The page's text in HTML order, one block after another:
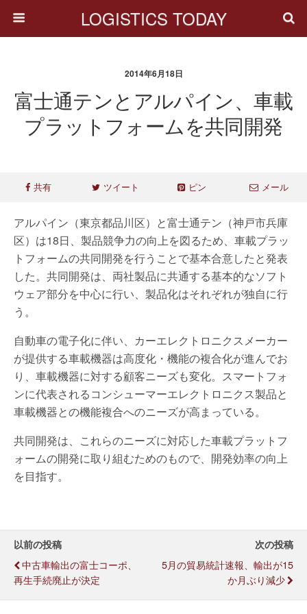
LOGISTICS TODAY
2014年6月18日
富士通テンとアルパイン、車載
プラットフォームを共同開発
共有 ツイート ピン メール
アルパイン（東京都品川区）と富士通テン（神戸市兵庫
区）は18日、製品競争力の向上を図るため、車載プラッ
トフォームの共同開発を行うことで基本合意したと発表
した。共同開発は、両社製品に共通する基本的なソフト
ウェア部分を中心に行い、製品化はそれぞれが独自に行
う。
自動車の電子化に伴い、カーエレクトロニクスメーカー
が提供する車載機器は高度化・機能の複合化が進んでお
り、車載機器に対する顧客ニーズも変化。スマートフォ
ンに代表されるコンシューマーエレクトロニクス製品と
車載機器との機能複合へのニーズが高まっている。
共同開発は、これらのニーズに対応した車載プラットフ
ォームの開発に取り組むためのもので、開発効率の向上
を目指す。
以前の投稿
中古車輸出の富士コーポ、
再生手続廃止が決定
次の投稿
5月の貿易統計速報、輸出が15
か月ぶり減少